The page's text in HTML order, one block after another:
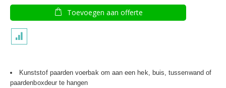
Toevoegen aan offerte
Kunststof paarden voerbak om aan een hek, buis, tussenwand of
paardenboxdeur te hangen